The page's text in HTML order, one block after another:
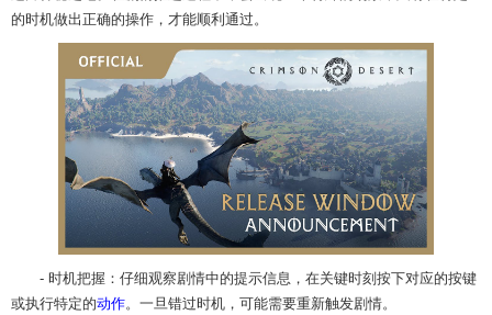
的时机做出正确的操作，才能顺利通过。
- 时机把握：仔细观察剧情中的提示信息，在关键时刻按下对应的按键
或执行特定的动作。一旦错过时机，可能需要重新触发剧情。